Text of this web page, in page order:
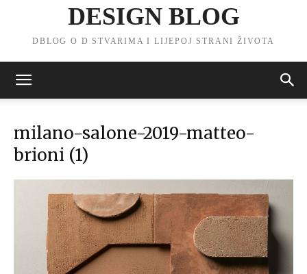
DESIGN BLOG
DBLOG O D STVARIMA I LIJEPOJ STRANI ŽIVOTA
milano-salone-2019-matteo-
brioni (1)